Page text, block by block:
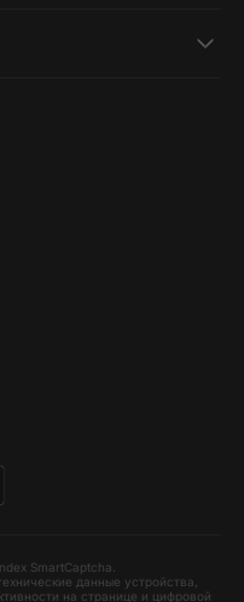
SmartCaptcha.
данные устройства,
на странице и цифровой